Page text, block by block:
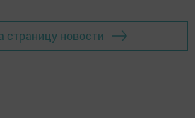
страницу новости